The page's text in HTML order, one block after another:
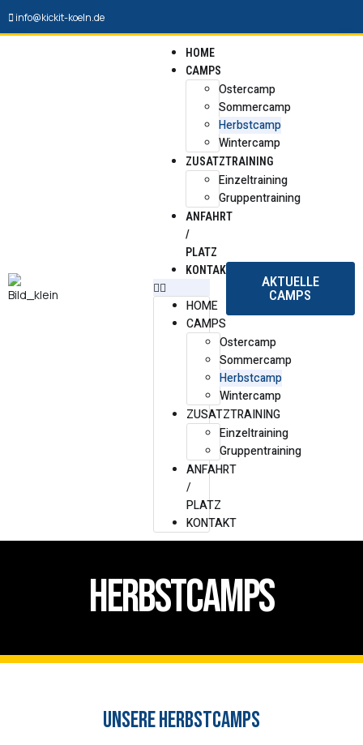
info@kickit-koeln.de
HOME
CAMPS
Ostercamp
Sommercamp
Herbstcamp
Wintercamp
ZUSATZTRAINING
Einzeltraining
Gruppentraining
ANFAHRT
/
PLATZ
KONTAKT
HOME
CAMPS
Ostercamp
Sommercamp
Herbstcamp
Wintercamp
ZUSATZTRAINING
Einzeltraining
Gruppentraining
ANFAHRT
/
PLATZ
KONTAKT
AKTUELLE
CAMPS
Herbstcamps
unsere Herbstcamps